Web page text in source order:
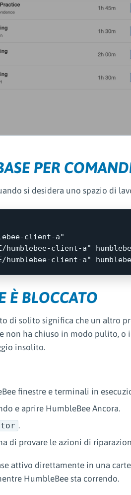
PER
si desidera uno spazio di
client-a"
/humblebee-client-a"
/humblebee-client-a"
È BLOCCATO
di solito significa che un altro
non ha chiuso in modo pulito, o
insolito.
finestre e terminali in
e aprire HumbleBee Ancora.
.
di provare le azioni di
attivo direttamente in una
HumbleBee sta correndo.